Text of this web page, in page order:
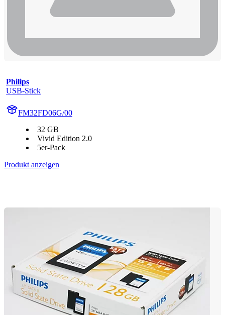
Philips
USB-Stick
FM32FD06G/00
32 GB
Vivid Edition 2.0
5er-Pack
Produkt anzeigen